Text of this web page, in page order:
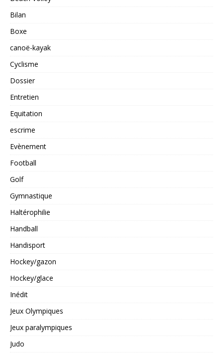
Bilan
Boxe
canoë-kayak
Cyclisme
Dossier
Entretien
Equitation
escrime
Evènement
Football
Golf
Gymnastique
Haltérophilie
Handball
Handisport
Hockey/gazon
Hockey/glace
Inédit
Jeux Olympiques
Jeux paralympiques
Judo